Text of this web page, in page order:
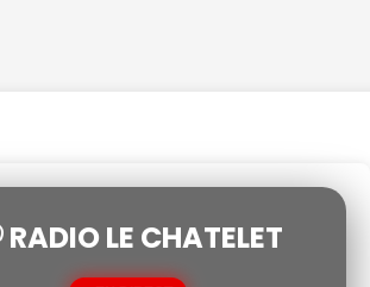
RADIO LE CHATELET